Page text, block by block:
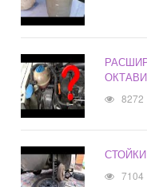
8272
7104